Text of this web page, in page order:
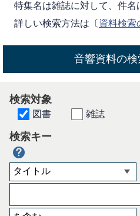
特集名は雑誌に対して、件名
詳しい検索方法は〔 資料検索
音響資料の
検索対象
図書 雑誌
検索キー